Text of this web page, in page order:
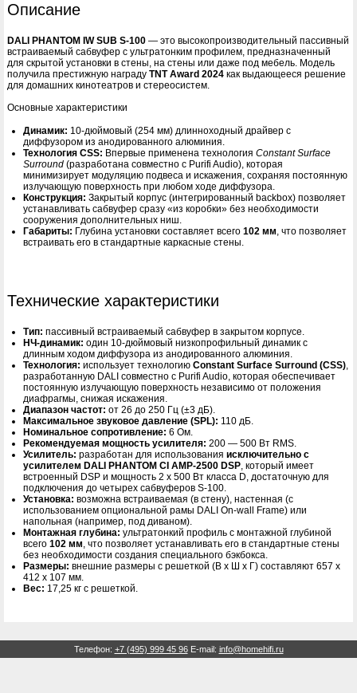
Описание
DALI PHANTOM IW SUB S-100 — это высокопроизводительный пассивный
встраиваемый сабвуфер с ультратонким профилем, предназначенный
для скрытой установки в стены, на стены или даже под мебель. Модель
получила престижную наградуTNT Award 2024 как выдающееся решение
для домашних кинотеатров и стереосистем.
Основные характеристики
Динамик: 10-дюймовый (254 мм) длинноходный драйвер с
диффузором из анодированного алюминия.
Технология CSS: Впервые применена технологияConstant Surface
Surround (разработана совместно с Purifi Audio), которая
минимизирует модуляцию подвеса и искажения, сохраняя постоянную
излучающую поверхность при любом ходе диффузора.
Конструкция: Закрытый корпус (интегрированный backbox) позволяет
устанавливать сабвуфер сразу «из коробки» без необходимости
сооружения дополнительных ниш.
Габариты: Глубина установки составляет всего102 мм, что позволяет
встраивать его в стандартные каркасные стены.
Технические характеристики
Тип: пассивный встраиваемый сабвуфер в закрытом корпусе.
НЧ-динамик: один 10-дюймовый низкопрофильный динамик с
длинным ходом диффузора из анодированного алюминия.
Технология: использует технологиюConstant Surface Surround (CSS),
разработанную DALI совместно с Purifi Audio, которая обеспечивает
постоянную излучающую поверхность независимо от положения
диафрагмы, снижая искажения.
Диапазон частот: от 26 до 250 Гц (±3 дБ).
Максимальное звуковое давление (SPL): 110 дБ.
Номинальное сопротивление: 6 Ом.
Рекомендуемая мощность усилителя: 200 — 500 Вт RMS.
Усилитель: разработан для использованияисключительно с
усилителем DALI PHANTOM CI AMP-2500 DSP, который имеет
встроенный DSP и мощность 2 x 500 Вт класса D, достаточную для
подключения до четырех сабвуферов S-100.
Установка: возможна встраиваемая (в стену), настенная (с
использованием опциональной рамы DALI On-wall Frame) или
напольная (например, под диваном).
Монтажная глубина: ультратонкий профиль с монтажной глубиной
всего102 мм, что позволяет устанавливать его в стандартные стены
без необходимости создания специального бэкбокса.
Размеры: внешние размеры с решеткой (В x Ш x Г) составляют 657 x
412 x 107 мм.
Вес: 17,25 кг с решеткой.
Телефон: +7 (495) 999 45 96E-mail: info@homehifi.ru